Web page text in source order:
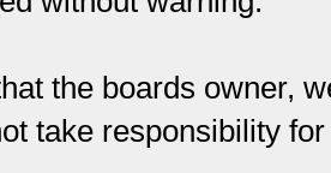
the boards owner,
take responsibility